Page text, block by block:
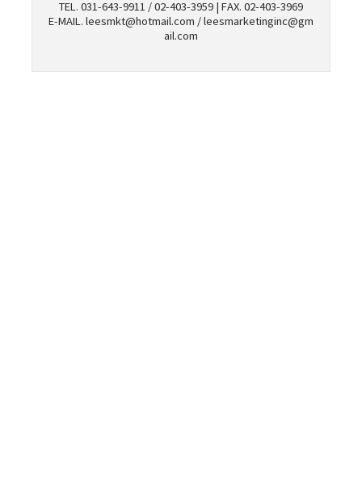
TEL. 031-643-9911 / 02-403-3959 | FAX. 02-403-3969
E-MAIL. leesmkt@hotmail.com / leesmarketinginc@gm
ail.com